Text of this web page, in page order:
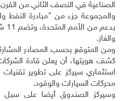
الصناعية في النصف الثاني من القرن
والمجموعة جزء من "مبادرة النفط
والغاز.
ومن المتوقع بحسب المصادر
كشف هويتها، أن يعلن قادة
استثماري سيركز على تطوير تقنيات
محركات السيارات والوقود.
وسيركز الصندوق أيضا على سبل